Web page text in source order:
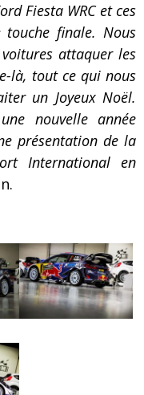
Fiesta WRC et ces
touche finale. Nous
attaquer les
là, tout ce qui nous
un Joyeux Noël.
nouvelle année
présentation de la
International en